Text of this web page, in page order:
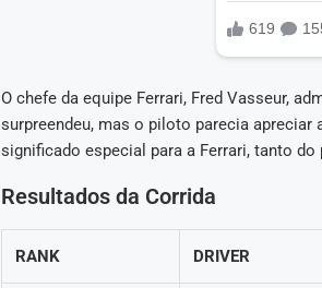
O chefe da equipe Ferrari, Fred Vasseur,
surpreendeu, mas o piloto parecia
significado especial para a Ferrari, tanto
Resultados da Corrida
RANK DRIVER